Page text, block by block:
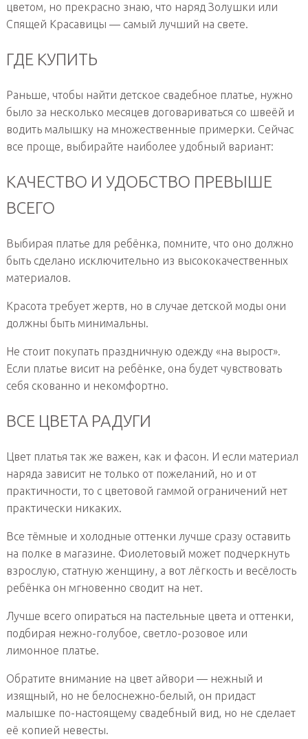
цветом, но прекрасно знаю, что наряд Золушки или
Спящей Красавицы — самый лучший на свете.
ГДЕ КУПИТЬ
Раньше, чтобы найти детское свадебное платье, нужно
было за несколько месяцев договариваться со швеёй и
водить малышку на множественные примерки. Сейчас
все проще, выбирайте наиболее удобный вариант:
КАЧЕСТВО И УДОБСТВО ПРЕВЫШЕ
ВСЕГО
Выбирая платье для ребёнка, помните, что оно должно
быть сделано исключительно из высококачественных
материалов.
Красота требует жертв, но в случае детской моды они
должны быть минимальны.
Не стоит покупать праздничную одежду «на вырост».
Если платье висит на ребёнке, она будет чувствовать
себя скованно и некомфортно.
ВСЕ ЦВЕТА РАДУГИ
Цвет платья так же важен, как и фасон. И если материал
наряда зависит не только от пожеланий, но и от
практичности, то с цветовой гаммой ограничений нет
практически никаких.
Все тёмные и холодные оттенки лучше сразу оставить
на полке в магазине. Фиолетовый может подчеркнуть
взрослую, статную женщину, а вот лёгкость и весёлость
ребёнка он мгновенно сводит на нет.
Лучше всего опираться на пастельные цвета и оттенки,
подбирая нежно-голубое, светло-розовое или
лимонное платье.
Обратите внимание на цвет айвори — нежный и
изящный, но не белоснежно-белый, он придаст
малышке по-настоящему свадебный вид, но не сделает
её копией невесты.